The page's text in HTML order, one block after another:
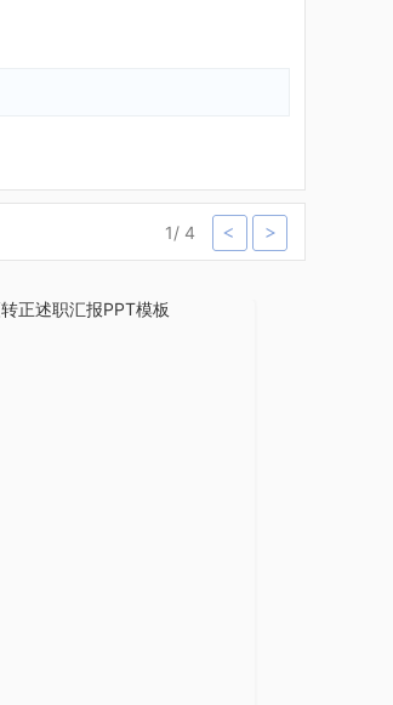
1/ 4